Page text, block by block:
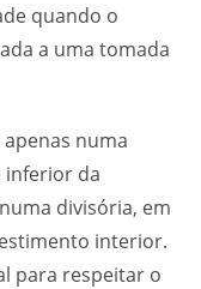
quando o
a uma tomada
numa
inferior da
divisória, em
interior.
para respeitar o